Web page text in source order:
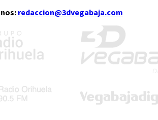
redaccion@3dvegabaja.com